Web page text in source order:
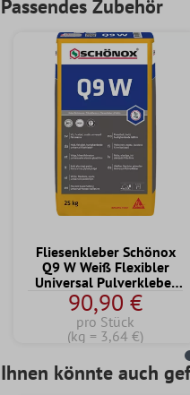
Passendes Zubehör
Fliesenkleber Schönox
Q9 W Weiß Flexibler
Universal Pulverkleber
25 KG
90,90 €
pro Stück
(kg = 3,64 €)
Ihnen könnte auch